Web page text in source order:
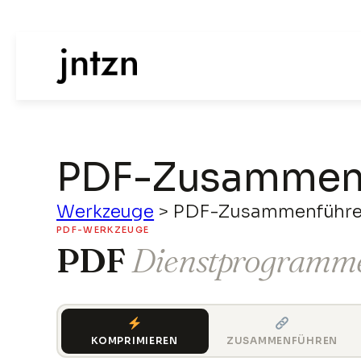
PDF-
Werkzeuge > PDF-
PDF-WERKZEUGE
PDF
KOMPRIMIEREN ZUSAMMENFÜHREN